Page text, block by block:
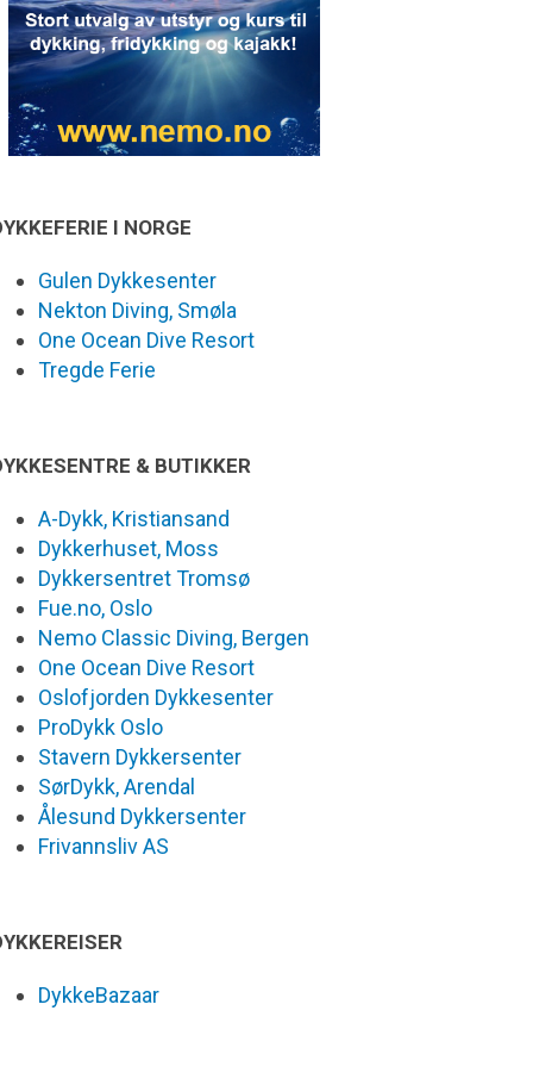
I NORGE
Gulen Dykkesenter
Nekton Diving, Smøla
One Ocean Dive Resort
Tregde Ferie
& BUTIKKER
A-Dykk, Kristiansand
Dykkerhuset, Moss
Dykkersentret Tromsø
Fue.no, Oslo
Nemo Classic Diving, Bergen
One Ocean Dive Resort
Oslofjorden Dykkesenter
ProDykk Oslo
Stavern Dykkersenter
SørDykk, Arendal
Ålesund Dykkersenter
Frivannsliv AS
DykkeBazaar